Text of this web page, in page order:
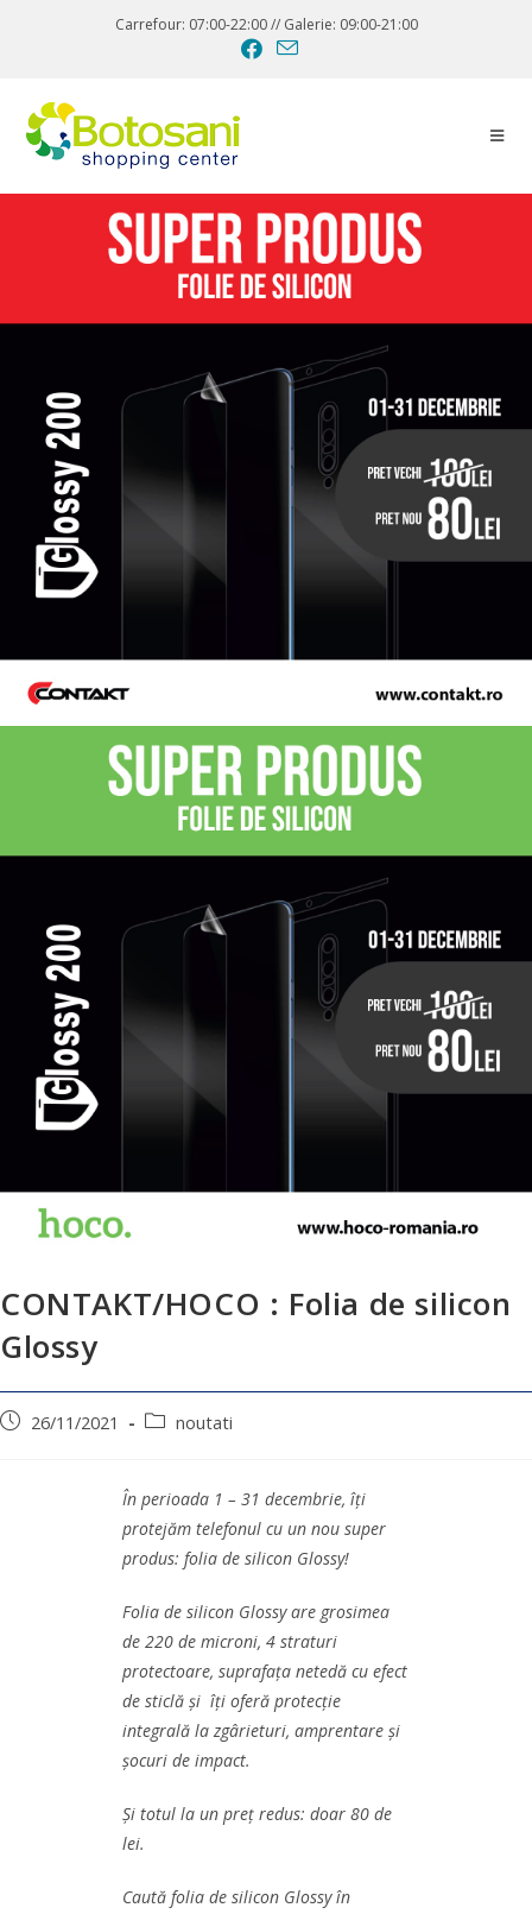
Carrefour: 07:00-22:00 // Galerie: 09:00-21:00
CONTAKT/HOCO : Folia de silicon
Glossy
26/11/2021 noutati
În perioada 1 – 31 decembrie, îți
protejăm telefonul cu un nou super
produs: folia de silicon Glossy!
Folia de silicon Glossy are grosimea
de 220 de microni, 4 straturi
protectoare, suprafața netedă cu efect
de sticlă și îți oferă protecție
integrală la zgârieturi, amprentare și
șocuri de impact.
Și totul la un preț redus: doar 80 de
lei.
Caută folia de silicon Glossy în